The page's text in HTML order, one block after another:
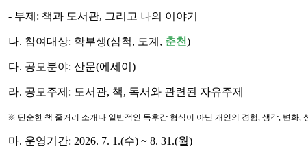
- 부제: 책과 도서관, 그리고 나의 이야기
나. 참여대상: 학부생(삼척, 도계, 춘천)
다. 공모분야: 산문(에세이)
라. 공모주제: 도서관, 책, 독서와 관련된 자유주제
※ 단순한 책 줄거리 소개나 일반적인 독후감 형식이 아닌 개인의 경험, 생각, 변화,
마. 운영기간: 2026. 7. 1.(수) ~ 8. 31.(월)